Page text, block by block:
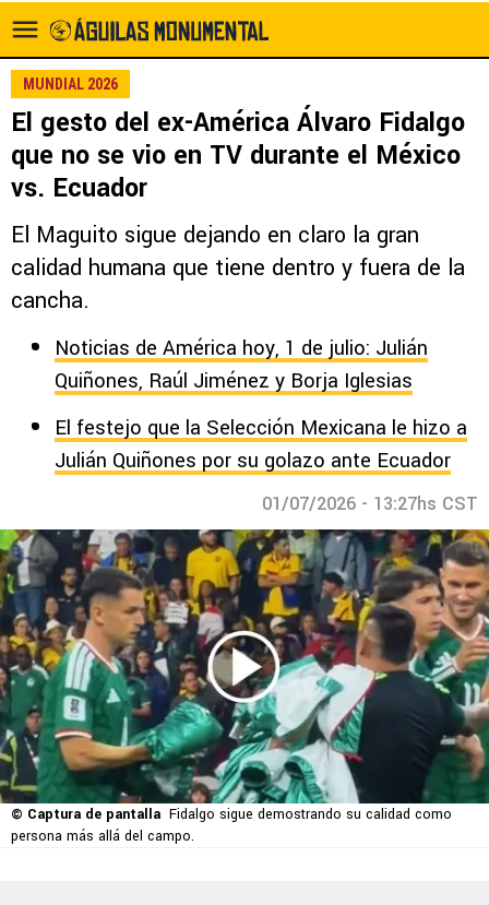
MUNDIAL 2026
El gesto del ex-América Álvaro Fidalgo
que no se vio en TV durante el México
vs. Ecuador
El Maguito sigue dejando en claro la gran
calidad humana que tiene dentro y fuera de la
cancha.
Noticias de América hoy, 1 de julio: Julián
Quiñones, Raúl Jiménez y Borja Iglesias
El festejo que la Selección Mexicana le hizo a
Julián Quiñones por su golazo ante Ecuador
01/07/2026 - 13:27hs CST
© Captura de pantalla Fidalgo sigue demostrando su calidad como
persona más allá del campo.